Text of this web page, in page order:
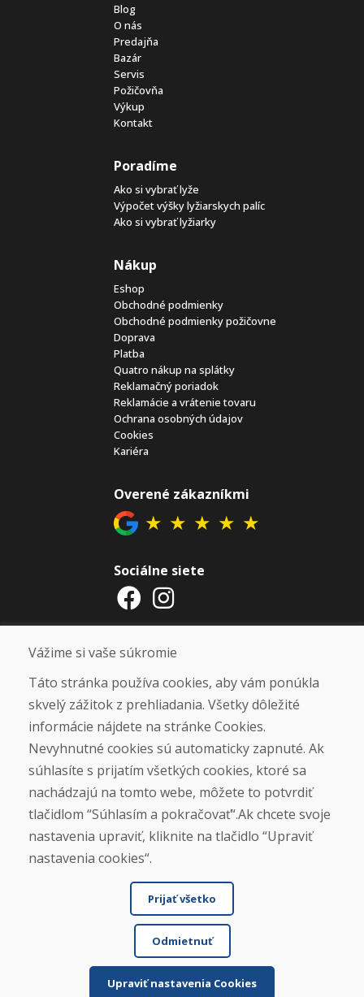
Blog
O nás
Predajňa
Bazár
Servis
Požičovňa
Výkup
Kontakt
Poradíme
Ako si vybrať lyže
Výpočet výšky lyžiarskych palíc
Ako si vybrať lyžiarky
Nákup
Eshop
Obchodné podmienky
Obchodné podmienky požičovne
Doprava
Platba
Quatro nákup na splátky
Reklamačný poriadok
Reklamácie a vrátenie tovaru
Ochrana osobných údajov
Cookies
Kariéra
Overené zákazníkmi
★ ★ ★ ★ ★
Sociálne siete
Otváracie hodiny
UKONČENÁ. ĎAKUJEME VÁM ZA
PRIAZEŇ A TEŠÍME SA NA VÁS OPÄŤ
OD 14. 9. 2026.
Nájsť na Google mape
© DOMIVOSPORT 2026, všetky práva vyhradené
Vážime si vaše súkromie
Táto stránka používa cookies, aby vám ponúkla
skvelý zážitok z prehliadania. Všetky dôležité
informácie nájdete na stránke Cookies.
Nevyhnutné cookies sú automaticky zapnuté. Ak
súhlasíte s prijatím všetkých cookies, ktoré sa
nachádzajú na tomto webe, môžete to potvrdiť
tlačidlom “Súhlasím a pokračovať“.Ak chcete svoje
nastavenia upraviť, kliknite na tlačidlo “Upraviť
nastavenia cookies“.
Prijať všetko
Odmietnuť
Upraviť nastavenia Cookies